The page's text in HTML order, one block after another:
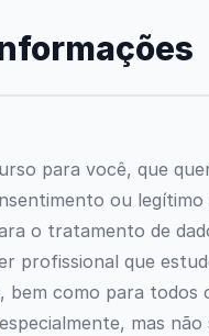
para você, que
ou legítimo
o tratamento de
profissional que
bem como para todos
mas não